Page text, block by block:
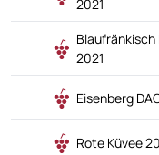
2021
Blaufränkisch
2021
Eisenberg
Rote Küvee